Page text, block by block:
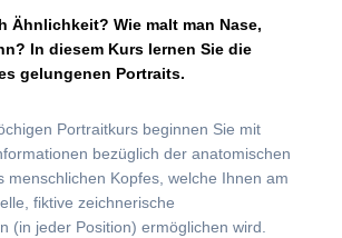
Ähnlichkeit? Wie malt man Nase,
In diesem Kurs lernen Sie die
gelungenen Portraits.
Portraitkurs beginnen Sie mit
bezüglich der anatomischen
menschlichen Kopfes, welche Ihnen am
fiktive zeichnerische
(in jeder Position) ermöglichen wird.